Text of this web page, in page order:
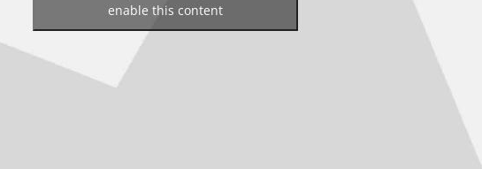
enable this content